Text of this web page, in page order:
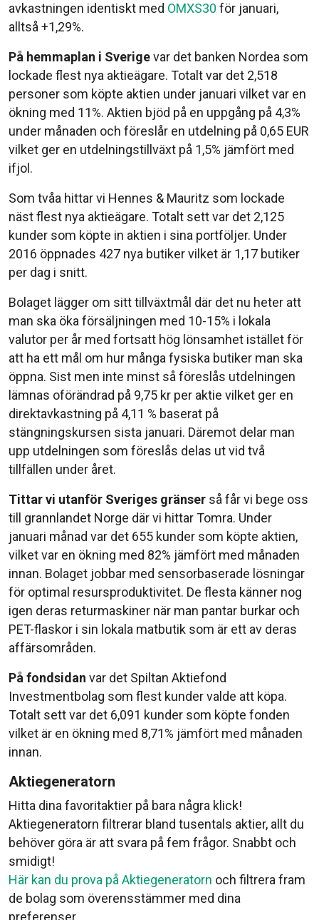
avkastningen identiskt med OMXS30 för januari,
alltså +1,29%.
På hemmaplan i Sverigevar det banken Nordea som
lockade flest nya aktieägare. Totalt var det 2,518
personer som köpte aktien under januari vilket var en
ökning med 11%. Aktien bjöd på en uppgång på 4,3%
under månaden och föreslår en utdelning på 0,65 EUR
vilket ger en utdelningstillväxt på 1,5% jämfört med
ifjol.
Som tvåa hittar vi Hennes & Mauritz som lockade
näst flest nya aktieägare. Totalt sett var det 2,125
kunder som köpte in aktien i sina portföljer. Under
2016 öppnades 427 nya butiker vilket är 1,17 butiker
per dag i snitt.
Bolaget lägger om sitt tillväxtmål där det nu heter att
man ska öka försäljningen med 10-15% i lokala
valutor per år med fortsatt hög lönsamhet istället för
att ha ett mål om hur många fysiska butiker man ska
öppna. Sist men inte minst så föreslås utdelningen
lämnas oförändrad på 9,75 kr per aktie vilket ger en
direktavkastning på 4,11 % baserat på
stängningskursen sista januari. Däremot delar man
upp utdelningen som föreslås delas ut vid två
tillfällen under året.
Tittar vi utanför Sveriges gränser så får vi bege oss
till grannlandet Norge där vi hittar Tomra. Under
januari månad var det 655 kunder som köpte aktien,
vilket var en ökning med 82% jämfört med månaden
innan. Bolaget jobbar med sensorbaserade lösningar
för optimal resursproduktivitet. De flesta känner nog
igen deras returmaskiner när man pantar burkar och
PET-flaskor i sin lokala matbutik som är ett av deras
affärsområden.
På fondsidan var det Spiltan Aktiefond
Investmentbolag som flest kunder valde att köpa.
Totalt sett var det 6,091 kunder som köpte fonden
vilket är en ökning med 8,71% jämfört med månaden
innan.
Aktiegeneratorn
Hitta dina favoritaktier på bara några klick!
Aktiegeneratorn filtrerar bland tusentals aktier, allt du
behöver göra är att svara på fem frågor. Snabbt och
smidigt!
Här kan du prova på Aktiegeneratorn och filtrera fram
de bolag som överensstämmer med dina
preferenser.